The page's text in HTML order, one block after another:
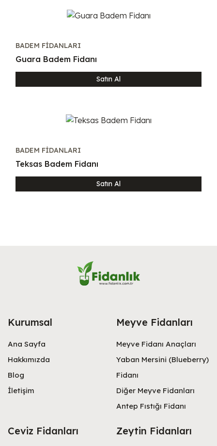
BADEM FIDANLARI
Guara Badem Fidanı
Satın Al
BADEM FIDANLARI
Teksas Badem Fidanı
Satın Al
Kurumsal
Ana Sayfa
Hakkımızda
Blog
İletişim
Meyve Fidanları
Meyve Fidanı Anaçları
Yaban Mersini (Blueberry)
Fidanı
Diğer Meyve Fidanları
Antep Fıstığı Fidanı
Ceviz Fidanları Zeytin Fidanları